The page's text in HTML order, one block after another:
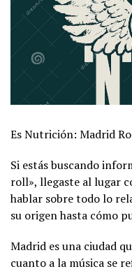
Es Nutrición: Madrid
Si estás buscando
roll», llegaste al lugar
hablar sobre todo lo
su origen hasta cómo
Madrid es una ciudad
cuanto a la música se